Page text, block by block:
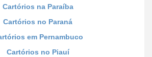
Cartórios na Paraíba
Cartórios no Paraná
em Pernambuco
Cartórios no Piauí